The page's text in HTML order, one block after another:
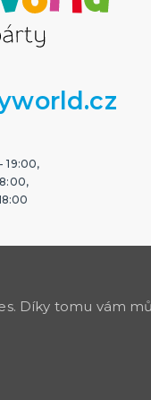
19:00,
Díky tomu vám